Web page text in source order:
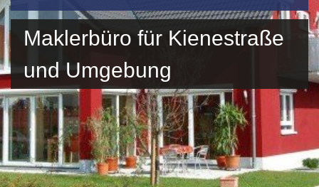
Maklerbüro für Kienestraße
und Umgebung